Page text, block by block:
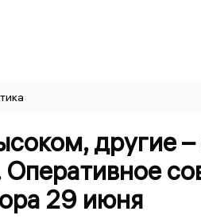
другие –
29 июня